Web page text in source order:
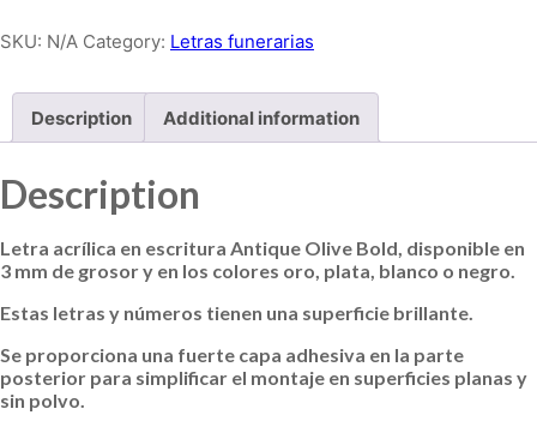
SKU: N/A Category: Letras funerarias
Description Additional information
Description
Letra acrílica en escritura Antique Olive Bold, disponible en
3 mm de grosor y en los colores oro, plata, blanco o negro.
Estas letras y números tienen una superficie brillante.
Se proporciona una fuerte capa adhesiva en la parte
posterior para simplificar el montaje en superficies planas y
sin polvo.